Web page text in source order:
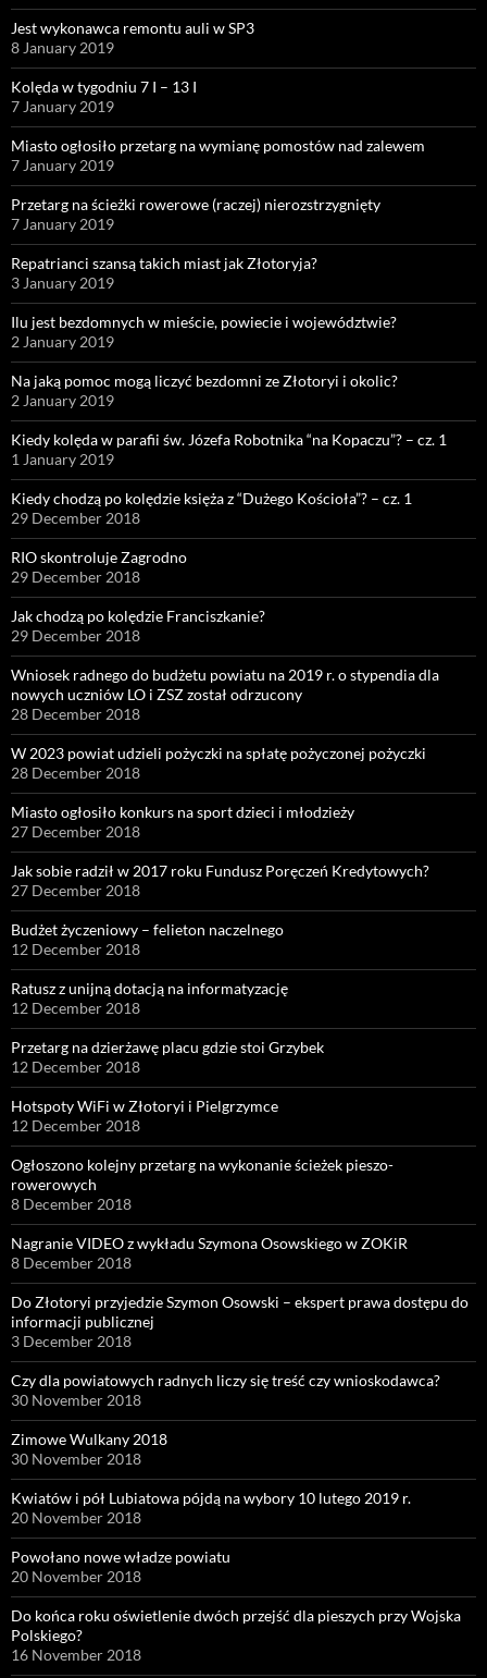
Jest wykonawca remontu auli w SP3
8 January 2019
Kolęda w tygodniu 7 I – 13 I
7 January 2019
Miasto ogłosiło przetarg na wymianę pomostów nad zalewem
7 January 2019
Przetarg na ścieżki rowerowe (raczej) nierozstrzygnięty
7 January 2019
Repatrianci szansą takich miast jak Złotoryja?
3 January 2019
Ilu jest bezdomnych w mieście, powiecie i województwie?
2 January 2019
Na jaką pomoc mogą liczyć bezdomni ze Złotoryi i okolic?
2 January 2019
Kiedy kolęda w parafii św. Józefa Robotnika “na Kopaczu”? – cz. 1
1 January 2019
Kiedy chodzą po kolędzie księża z “Dużego Kościoła”? – cz. 1
29 December 2018
RIO skontroluje Zagrodno
29 December 2018
Jak chodzą po kolędzie Franciszkanie?
29 December 2018
Wniosek radnego do budżetu powiatu na 2019 r. o stypendia dla
nowych uczniów LO i ZSZ został odrzucony
28 December 2018
W 2023 powiat udzieli pożyczki na spłatę pożyczonej pożyczki
28 December 2018
Miasto ogłosiło konkurs na sport dzieci i młodzieży
27 December 2018
Jak sobie radził w 2017 roku Fundusz Poręczeń Kredytowych?
27 December 2018
Budżet życzeniowy – felieton naczelnego
12 December 2018
Ratusz z unijną dotacją na informatyzację
12 December 2018
Przetarg na dzierżawę placu gdzie stoi Grzybek
12 December 2018
Hotspoty WiFi w Złotoryi i Pielgrzymce
12 December 2018
Ogłoszono kolejny przetarg na wykonanie ścieżek pieszo-
rowerowych
8 December 2018
Nagranie VIDEO z wykładu Szymona Osowskiego w ZOKiR
8 December 2018
Do Złotoryi przyjedzie Szymon Osowski – ekspert prawa dostępu do
informacji publicznej
3 December 2018
Czy dla powiatowych radnych liczy się treść czy wnioskodawca?
30 November 2018
Zimowe Wulkany 2018
30 November 2018
Kwiatów i pół Lubiatowa pójdą na wybory 10 lutego 2019 r.
20 November 2018
Powołano nowe władze powiatu
20 November 2018
Do końca roku oświetlenie dwóch przejść dla pieszych przy Wojska
Polskiego?
16 November 2018